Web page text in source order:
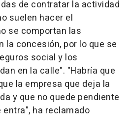
de contratar la actividad
suelen hacer el
se comportan las
la concesión, por lo que se
social y los
en la calle". "Habría que
la empresa que deja la
y que no quede pendiente
ha reclamado